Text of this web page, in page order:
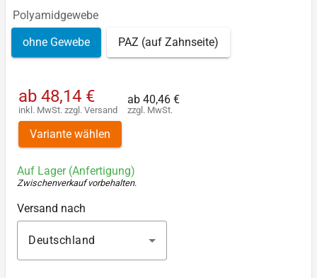
Polyamidgewebe
ohne Gewebe PAZ (auf Zahnseite)
ab 48,14 €
inkl. MwSt. zzgl. Versand
ab 40,46 €
zzgl. MwSt.
Variante wählen
Auf Lager (Anfertigung)
Zwischenverkauf vorbehalten.
Versand nach
Deutschland